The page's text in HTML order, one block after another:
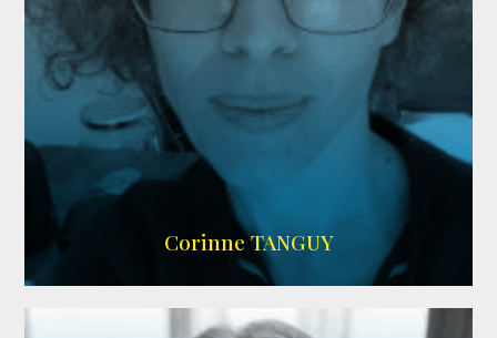
SITE OFFICIEL
Corinne TANGUY